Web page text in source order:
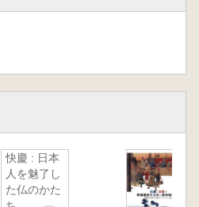
快慶 : 日本
人を魅了し
た仏のかた